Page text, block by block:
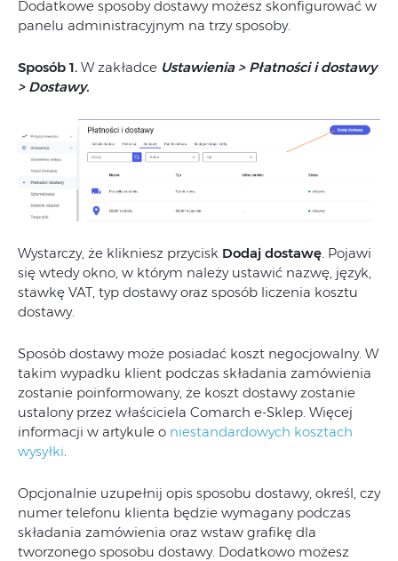
Dodatkowe sposoby dostawy możesz skonfigurować w
panelu administracyjnym na trzy sposoby.
Sposób 1. W zakładce Ustawienia > Płatności i dostawy
> Dostawy.
Wystarczy, że klikniesz przycisk Dodaj dostawę. Pojawi
się wtedy okno, w którym należy ustawić nazwę, język,
stawkę VAT, typ dostawy oraz sposób liczenia kosztu
dostawy.
Sposób dostawy może posiadać koszt negocjowalny. W
takim wypadku klient podczas składania zamówienia
zostanie poinformowany, że koszt dostawy zostanie
ustalony przez właściciela Comarch e-Sklep. Więcej
informacji w artykule o niestandardowych kosztach
wysyłki
Opcjonalnie uzupełnij opis sposobu dostawy, określ, czy
numer telefonu klienta będzie wymagany podczas
składania zamówienia oraz wstaw grafikę dla
tworzonego sposobu dostawy. Dodatkowo możesz